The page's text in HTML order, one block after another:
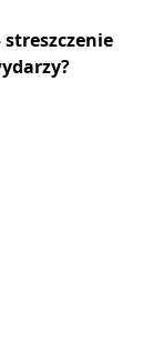
streszczenie